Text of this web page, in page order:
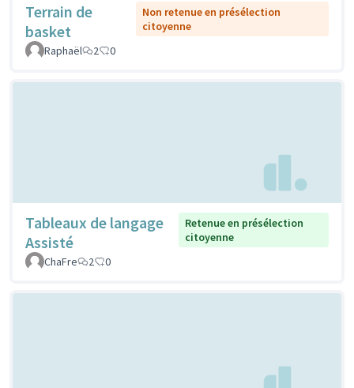
Terrain de
basket
Non retenue en présélection
citoyenne
Raphaël
2 0
Tableaux de langage
Assisté
Retenue en présélection
citoyenne
ChaFre
2 0